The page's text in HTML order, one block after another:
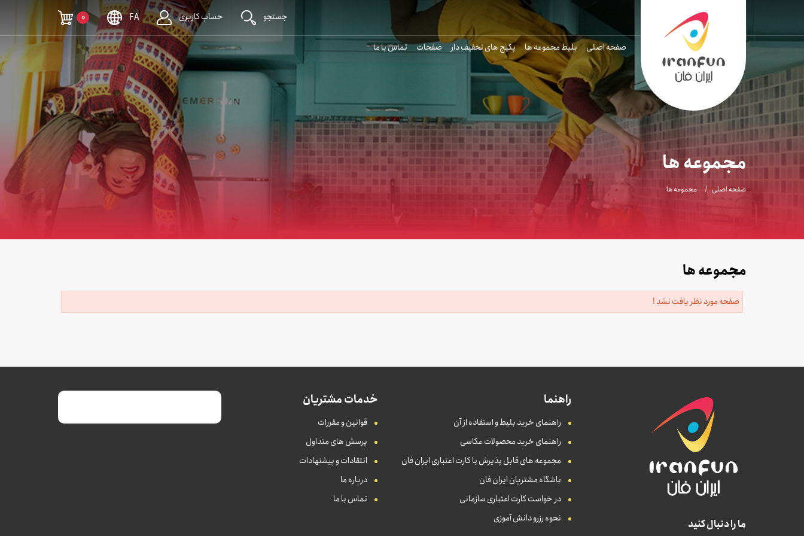
جستجو حساب کاربری FA
0
صفحه اصلی بلیط مجموعه ها پکیج های تخفیف دار صفحات تماس با ما
مجموعه ها
صفحه اصلی مجموعه ها
مجموعه ها
صفحه مورد نظر یافت نشد !
ما را دنبال کنید
راهنما
راهنمای خرید بلیط و استفاده از آن
راهنمای خرید محصولات عکاسی
مجموعه های قابل پذیرش با کارت اعتباری ایران فان
باشگاه مشتریان ایران فان
در خواست کارت اعتباری سازمانی
نحوه رزرو دانش آموزی
خدمات مشتریان
قوانین و مقررات
پرسش های متداول
انتقادات و پیشنهادات
درباره ما
تماس با ما